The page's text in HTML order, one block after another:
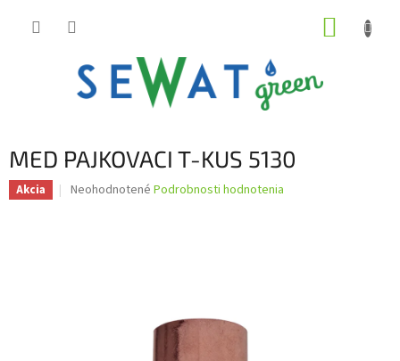
MED PAJKOVACI T-KUS 5130
Akcia
Priemerné
Neohodnotené Podrobnosti hodnotenia